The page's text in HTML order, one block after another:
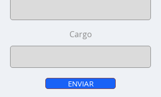
Cargo
ENVIAR